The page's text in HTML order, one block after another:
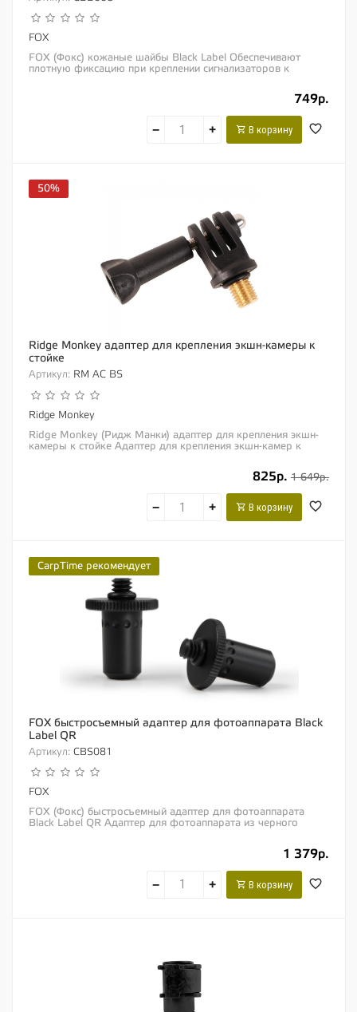
FOX
FOX (Фокс) кожаные шайбы Black Label Обеспечивают
плотную фиксацию при креплении сигнализаторов к
749р.
− + В корзину
50%
Ridge Monkey адаптер для крепления экшн-камеры к
стойке
Артикул: RM AC BS
Ridge Monkey
Ridge Monkey (Ридж Манки) адаптер для крепления экшн-
камеры к стойке Адаптер для крепления экшн-камер к
825р. 1 649р.
− + В корзину
CarpTime рекомендует
FOX быстросъемный адаптер для фотоаппарата Black
Label QR
Артикул: CBS081
FOX
FOX (Фокс) быстросъемный адаптер для фотоаппарата
Black Label QR Адаптер для фотоаппарата из черного
1 379р.
− + В корзину